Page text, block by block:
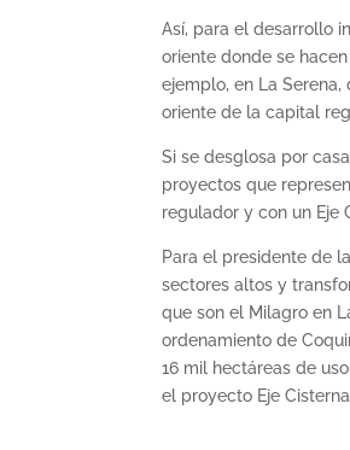
Así, para el desarrollo
oriente donde se
ejemplo, en La
oriente de la capital
Si se desglosa por
proyectos que
regulador y con un Eje
Para el presidente de
sectores altos y
que son el Milagro en
ordenamiento de
16 mil hectáreas de
el proyecto Eje